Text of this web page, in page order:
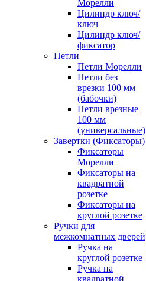
Морелли
Цилиндр ключ/
ключ
Цилиндр ключ/
фиксатор
Петли
Петли Морелли
Петли без
врезки 100 мм
(бабочки)
Петли врезные
100 мм
(универсальные)
Завертки (Фиксаторы)
Фиксаторы
Морелли
Фиксаторы на
квадратной
розетке
Фиксаторы на
круглой розетке
Ручки для
межкомнатных дверей
Ручка на
круглой розетке
Ручка на
квадратной